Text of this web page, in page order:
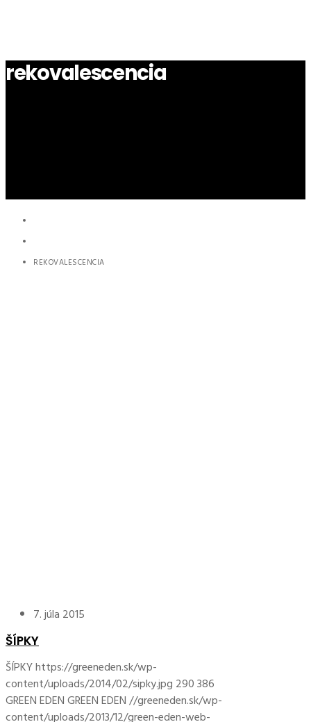
rekovalescencia
REKOVALESCENCIA
7. júla 2015
ŠÍPKY
ŠÍPKYhttps://greeneden.sk/wp-
content/uploads/2014/02/sipky.jpg 290386
GREEN EDENGREEN EDEN//greeneden.sk/wp-
content/uploads/2013/12/green-eden-web-